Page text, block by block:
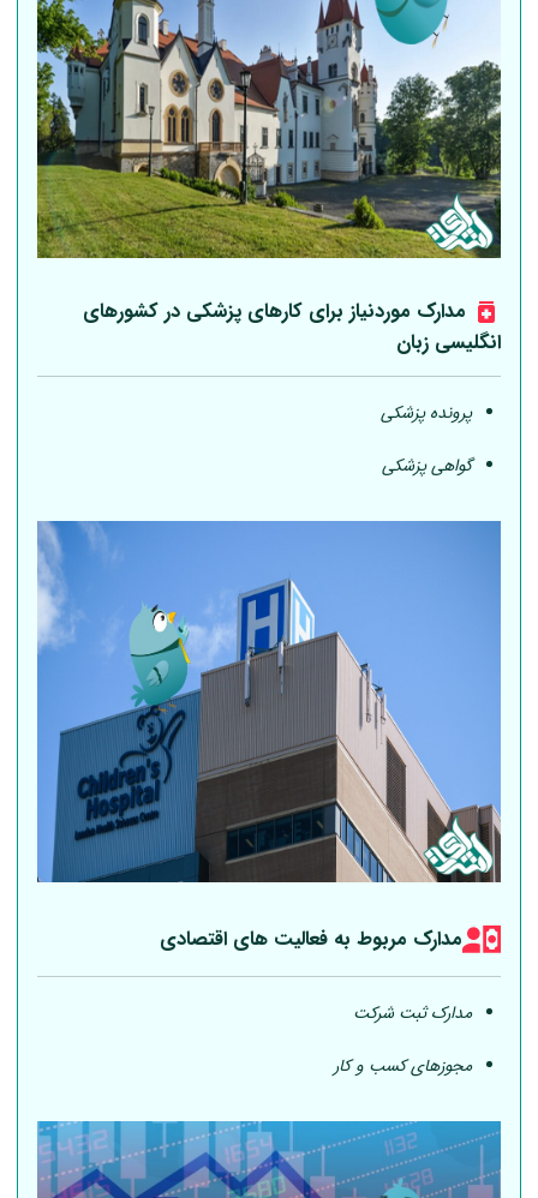
مدارک موردنیاز برای کارهای پزشکی در کشورهای
انگلیسی زبان
پرونده پزشکی
گواهی پزشکی
مدارک مربوط به فعالیت های اقتصادی
مدارک ثبت شرکت
مجوزهای کسب و کار